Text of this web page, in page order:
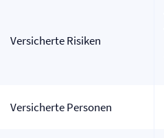
Versicherte Risiken
Versicherte Personen